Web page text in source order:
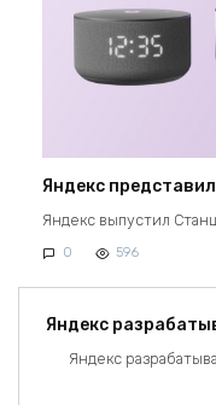
Яндекс
Яндекс выпустил
0 596
Яндекс
Яндекс